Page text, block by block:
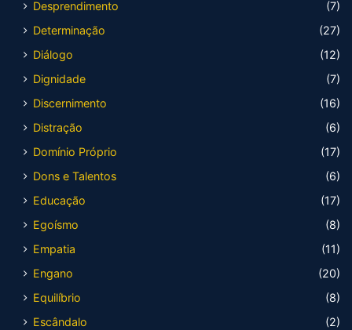
Desprendimento
(7)
Determinação
(27)
Diálogo
(12)
Dignidade
(7)
Discernimento
(16)
Distração
(6)
Domínio Próprio
(17)
Dons e Talentos
(6)
Educação
(17)
Egoísmo
(8)
Empatia
(11)
Engano
(20)
Equilíbrio
(8)
Escândalo
(2)